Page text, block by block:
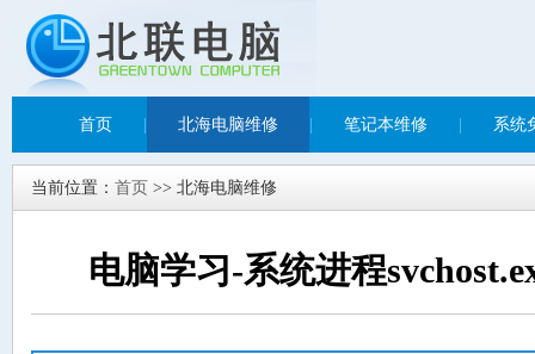
首页 北海电脑维修 笔记本维修 系统
当前位置： 首页 >> 北海电脑维修
电脑学习-系统进程